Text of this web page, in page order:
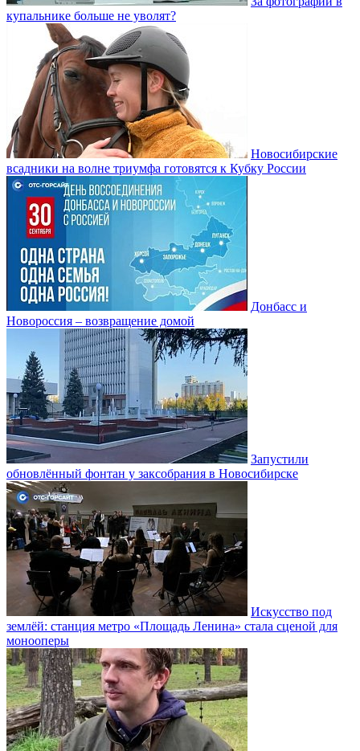
купальнике больше не уволят?
Новосибирские
всадники на волне триумфа готовятся к Кубку России
Донбасс и
Новороссия – возвращение домой
Запустили
обновлённый фонтан у заксобрания в Новосибирске
Искусство под
землёй: станция метро «Площадь Ленина» стала сценой для
монооперы